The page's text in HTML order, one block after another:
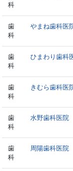
科
歯
科
やまね歯科医
歯
科
ひまわり歯科
歯
科
きむら歯科医
歯
科
水野歯科医院
歯
科
周陽歯科医院